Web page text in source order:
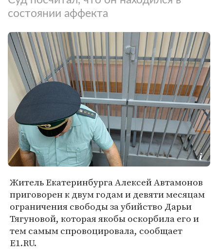
состоянии аффекта
Житель Екатеринбурга Алексей Автамонов
приговорен к двум годам и девяти месяцам
ограничения свободы за убийство Дарьи
Тягуновой, которая якобы оскорбила его и
тем самым спровоцировала, сообщает
E1.RU.